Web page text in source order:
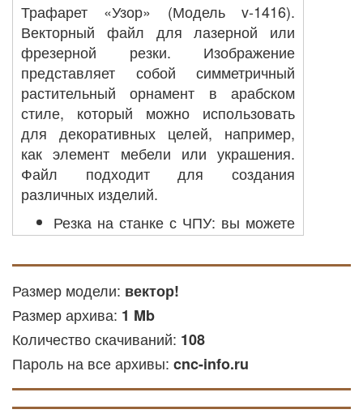
Трафарет «Узор» (Модель v-1416).
Векторный файл для лазерной или
фрезерной резки. Изображение
представляет собой симметричный
растительный орнамент в арабском
стиле, который можно использовать
для декоративных целей, например,
как элемент мебели или украшения.
Файл подходит для создания
различных изделий.
Резка на станке с ЧПУ: вы можете
использовать его для создания
деталей из акрила, акриловых или
других доступных материалов на
оборудовании с ЧПУ.
Лазерная резка: файл
используется для лазерной резки
фанеры и других твёрдых и мягких
материалов.
Гравировка фрезой: этот файл
Размер модели: вектор!
Размер архива: 1 Mb
Количество скачиваний: 108
Пароль на все архивы: cnc-info.ru